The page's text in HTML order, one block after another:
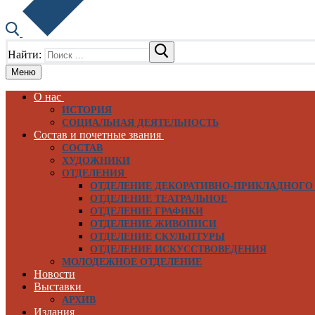
Найти:
Меню
О нас
ИСТОРИЯ
СОЦИАЛЬНАЯ ДЕЯТЕЛЬНОСТЬ
Состав и почетные звания
СОСТАВ
ХУДОЖНИКИ
ОТДЕЛЕНИЯ
ОТДЕЛЕНИЕ ДЕКОРАТИВНО-ПРИКЛАДНОГО
ОТДЕЛЕНИЕ ТЕАТРАЛЬНОЕ
ОТДЕЛЕНИЕ ГРАФИКИ
ОТДЕЛЕНИЕ ЖИВОПИСИ
ОТДЕЛЕНИЕ СКУЛЬПТУРЫ
ОТДЕЛЕНИЕ ИСКУССТВОВЕДЕНИЯ
МОЛОДЕЖНОЕ ОТДЕЛЕНИЕ
Новости
Выставки
АРХИВ
Издания